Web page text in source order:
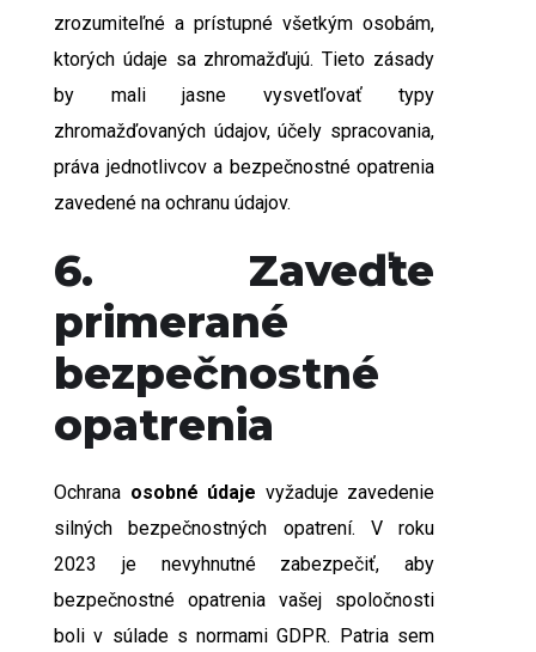
zrozumiteľné a prístupné všetkým osobám,
ktorých údaje sa zhromažďujú. Tieto zásady
by mali jasne vysvetľovať typy
zhromažďovaných údajov, účely spracovania,
práva jednotlivcov a bezpečnostné opatrenia
zavedené na ochranu údajov.
6. Zaveďte
primerané
bezpečnostné
opatrenia
Ochrana osobné údaje vyžaduje zavedenie
silných bezpečnostných opatrení. V roku
2023 je nevyhnutné zabezpečiť, aby
bezpečnostné opatrenia vašej spoločnosti
boli v súlade s normami GDPR. Patria sem